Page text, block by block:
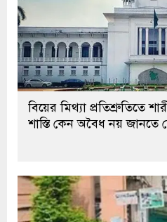
বিয়ের মিথ্যা প্রতিশ্রুতিতে
শাস্তি কেন অবৈধ নয় জানতে